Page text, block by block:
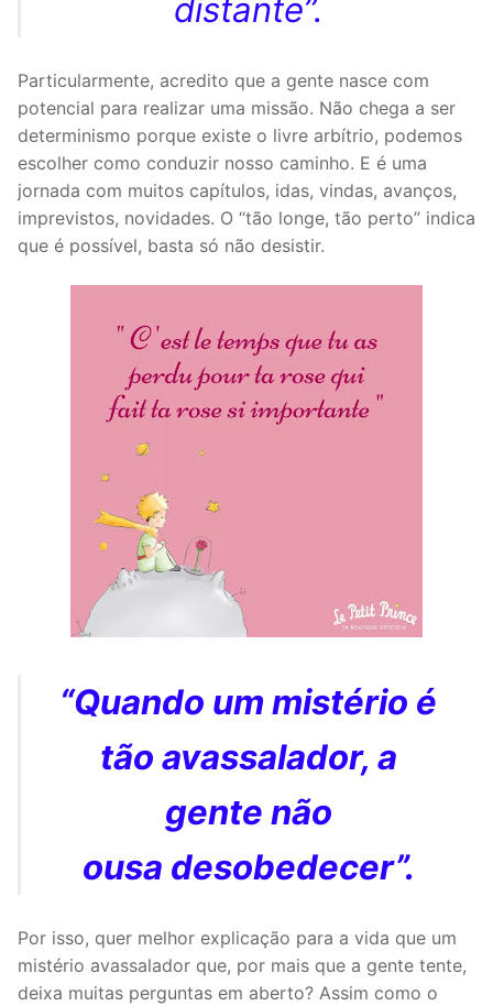
distante”.
Particularmente, acredito que a gente nasce com
potencial para realizar uma missão. Não chega a ser
determinismo porque existe o livre arbítrio, podemos
escolher como conduzir nosso caminho. E é uma
jornada com muitos capítulos, idas, vindas, avanços,
imprevistos, novidades. O “tão longe, tão perto” indica
que é possível, basta só não desistir.
“Quando um mistério é
tão avassalador, a
gente não
ousa desobedecer”.
Por isso, quer melhor explicação para a vida que um
mistério avassalador que, por mais que a gente tente,
deixa muitas perguntas em aberto? Assim como o